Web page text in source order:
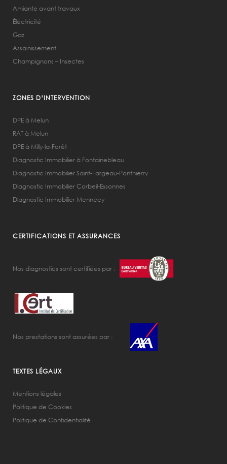
Amiante avant travaux
Éléctricité
Gaz
Assainissement
Champignons – Insectes
ZONES D’INTERVENTION
DPE à Melun
RAT à Melun
DPE à Milly-la-Forêt
Diagnostic Immobilier à Fontainebleau
Diagnostic Immobilier Saint-Fargeau-Ponthierry
Diagnostic Immobilier Corbeil-Essonnes
Diagnostic Immobilier Mennecy
CERTIFICATIONS ET ASSURANCES
Nos diagnostics sont certifiées par :
Nos prestations sont assurées par :
TEXTES LÉGAUX
Mentions légales
Politique de Cookies
Politique de Confidentialité